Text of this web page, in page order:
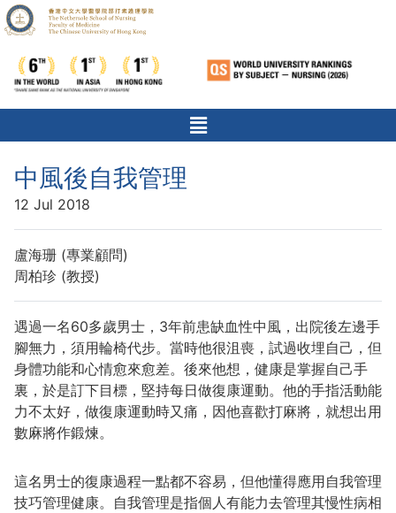
中風後自我管理
12 Jul 2018
盧海珊 (專業顧問)
周柏珍 (教授)
遇過一名60多歲男士，3年前患缺血性中風，出院後左邊手
腳無力，須用輪椅代步。當時他很沮喪，試過收埋自己，但
身體功能和心情愈來愈差。後來他想，健康是掌握自己手
裏，於是訂下目標，堅持每日做復康運動。他的手指活動能
力不太好，做復康運動時又痛，因他喜歡打麻將，就想出用
數麻將作鍛煉。
這名男士的復康過程一點都不容易，但他懂得應用自我管理
技巧管理健康。自我管理是指個人有能力去管理其慢性病相